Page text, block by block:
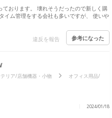
ております。 壊れそうだったので新しく購
イム管理をする会社も多いですが、 使いや
違反を報告 参考になった
リア/店舗機器・小物
オフィス用品/
2024/01/18